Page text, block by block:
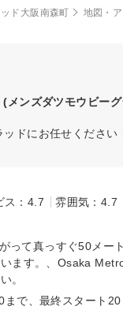
ド大阪南森町 地図・
(メンズダツモウビー
ドにお任せください
ス：4.7
雰囲気：4.7
って真っすぐ50メー
ます。、Osaka
。
で、最終スタート20